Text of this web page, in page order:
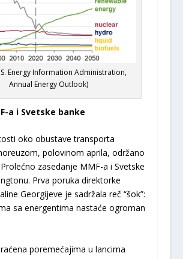
Energy Information Administration,
Annual Energy Outlook)
a i Svetske banke
oko obustave transporta
polovinom aprila, održano
zasedanje MMF-a i Svetske
Prva poruka direktorke
Georgijeve je sadržala reč “šok”:
sa energentima nastaće ogroman
poremećajima u lancima